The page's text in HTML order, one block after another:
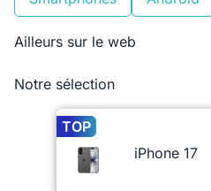
Ailleurs sur le web
Notre sélection
TOP
iPhone 17